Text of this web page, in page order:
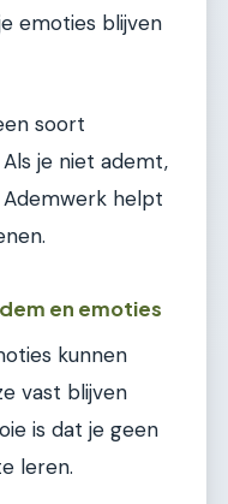
emoties blijven
soort
je niet ademt,
helpt
en emoties
kunnen
vast blijven
is dat je geen
leren.